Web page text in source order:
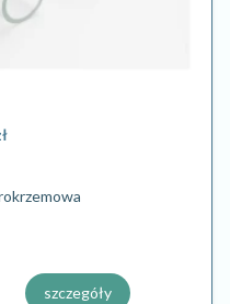
szczegóły